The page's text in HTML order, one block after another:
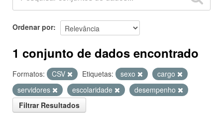
Sobre
Ordenar por
1 conjunto de dados encontrado
Formatos: CSV Etiquetas: sexo
cargo
servidores
escolaridade
desempenho
Filtrar Resultados